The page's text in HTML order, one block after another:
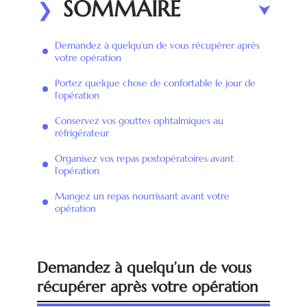
SOMMAIRE
Demandez à quelqu’un de vous récupérer après
votre opération
Portez quelque chose de confortable le jour de
l’opération
Conservez vos gouttes ophtalmiques au
réfrigérateur
Organisez vos repas postopératoires avant
l’opération
Mangez un repas nourrissant avant votre
opération
Demandez à quelqu’un de vous
récupérer après votre opération